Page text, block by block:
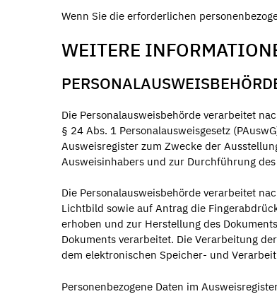
Wenn Sie die erforderlichen
WEITERE
Die Personalausweisbehörde verarbeitet
§ 24 Abs. 1 Personalausweisgesetz
Ausweisregister zum Zwecke der
Ausweisinhabers und zur Durchführung des
Die Personalausweisbehörde verarbeitet
Lichtbild sowie auf Antrag die
erhoben und zur Herstellung des
Dokuments verarbeitet. Die Verarbeitung
dem elektronischen Speicher- und
Personenbezogene Daten im